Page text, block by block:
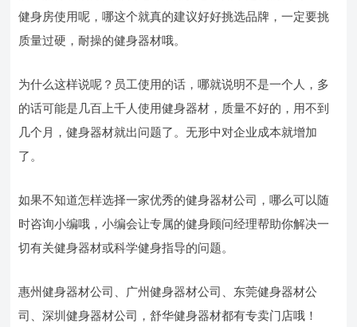
健身房使用呢，哪这个就真的建议好好挑选品牌，一定要挑
质量过硬，耐操的健身器材哦。
为什么这样说呢？员工使用的话，哪就说明不是一个人，多
的话可能是几百上千人使用健身器材，质量不好的，用不到
几个月，健身器材就出问题了。无形中对企业成本就增加
了。
如果不知道怎样选择一家优秀的健身器材公司，哪么可以随
时咨询小编哦，小编会让专属的健身顾问经理帮助你解决一
切有关健身器材或科学健身指导的问题。
惠州健身器材公司、广州健身器材公司、东莞健身器材公
司、深圳健身器材公司，舒华健身器材都有专卖门店哦！